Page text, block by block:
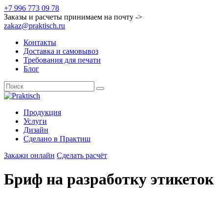
+7 996 773 09 78
Заказы и расчеты принимаем на почту ->
zakaz@praktisch.ru
Контакты
Доставка и самовывоз
Требования для печати
Блог
Продукция
Услуги
Дизайн
Cделано в Практиш
Закажи онлайн Сделать расчёт
Бриф на разработку этикеток